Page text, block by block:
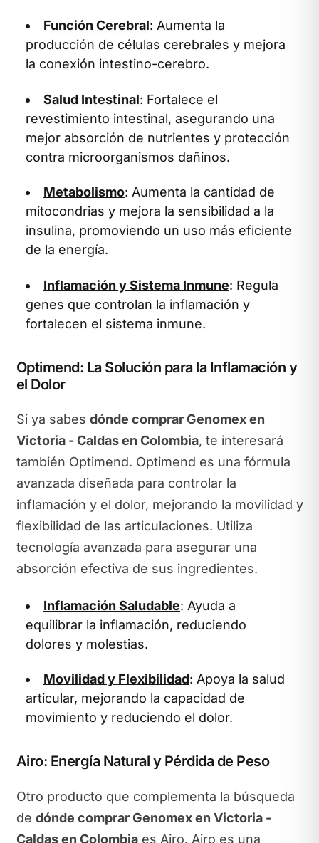
Función Cerebral: Aumenta la
producción de células cerebrales y mejora
la conexión intestino-cerebro.
Salud Intestinal: Fortalece el
revestimiento intestinal, asegurando una
mejor absorción de nutrientes y protección
contra microorganismos dañinos.
Metabolismo: Aumenta la cantidad de
mitocondrias y mejora la sensibilidad a la
insulina, promoviendo un uso más eficiente
de la energía.
Inflamación y Sistema Inmune: Regula
genes que controlan la inflamación y
fortalecen el sistema inmune.
Optimend: La Solución para la Inflamación y
el Dolor
Si ya sabes dónde comprar Genomex en
Victoria - Caldas en Colombia, te interesará
también Optimend. Optimend es una fórmula
avanzada diseñada para controlar la
inflamación y el dolor, mejorando la movilidad y
flexibilidad de las articulaciones. Utiliza
tecnología avanzada para asegurar una
absorción efectiva de sus ingredientes.
Inflamación Saludable: Ayuda a
equilibrar la inflamación, reduciendo
dolores y molestias.
Movilidad y Flexibilidad: Apoya la salud
articular, mejorando la capacidad de
movimiento y reduciendo el dolor.
Airo: Energía Natural y Pérdida de Peso
Otro producto que complementa la búsqueda
de dónde comprar Genomex en Victoria -
Caldas en Colombiaes Airo. Airo es una